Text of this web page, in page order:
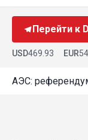
Перейти к
USD469.93 EUR
АЭС: